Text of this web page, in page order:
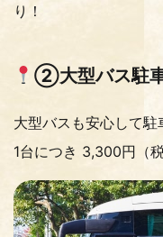
り！
②大型バス駐
大型バスも安心して駐
1台につき 3,300円（